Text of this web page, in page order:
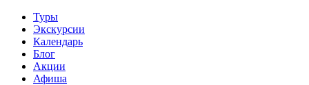
Туры
Экскурсии
Календарь
Блог
Акции
Афиша